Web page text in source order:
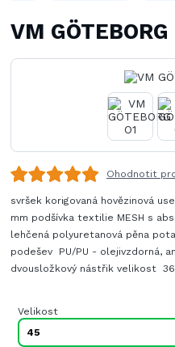
VM GÖTEBORG
Ohodnotit
svršek korigovaná hovězinová
mm podšívka textilie MESH s
lehčená polyuretanová pěna
podešev PU/PU - olejivzdorná,
dvousložkový nástřik velikost 36
Velikost